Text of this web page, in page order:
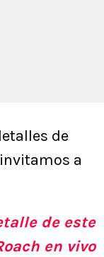
de
a
de este
en vivo